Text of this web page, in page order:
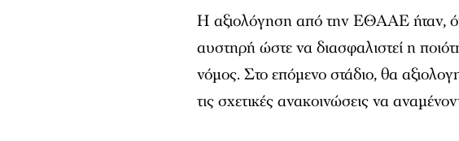
Η αξιολόγηση από την ΕΘΑΑΕ ήταν,
αυστηρή ώστε να διασφαλιστεί η
νόμος. Στο επόμενο στάδιο, θα
τις σχετικές ανακοινώσεις να